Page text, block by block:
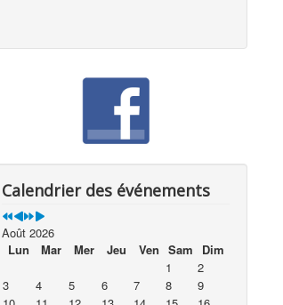
Calendrier des événements
Août 2026
Lun
Mar Mer Jeu Ven Sam
Dim
1
2
3
4 5 6 7 8
9